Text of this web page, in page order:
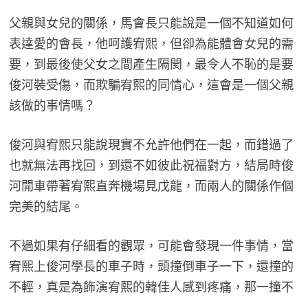
父親與女兒的關係，馬會長只能說是一個不知道如何
表達愛的會長，他呵護宥熙，但卻為能體會女兒的需
要，到最後使父女之間產生隔閡，最令人不恥的是要
俊河裝受傷，而欺騙宥熙的同情心，這會是一個父親
該做的事情嗎？
俊河與宥熙只能說現實不允許他們在一起，而錯過了
也就無法再找回，到還不如彼此祝福對方，結局時俊
河開車帶著宥熙直奔機場見戊龍，而兩人的關係作個
完美的結尾。
不過如果有仔細看的觀眾，可能會發現一件事情，當
宥熙上俊河學長的車子時，頭撞倒車子一下，還撞的
不輕，真是為飾演宥熙的韓佳人感到疼痛，那一撞不